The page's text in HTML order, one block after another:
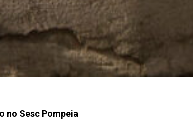
no Sesc Pompeia